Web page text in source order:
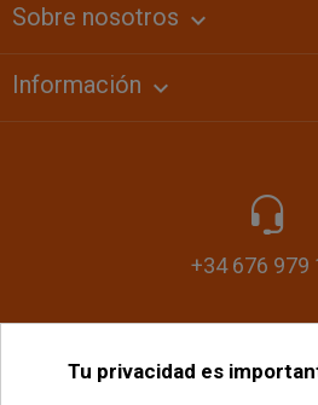
Sobre nosotros keyboard_arrow_down
Información 
+34 676 979
Tu privacidad es